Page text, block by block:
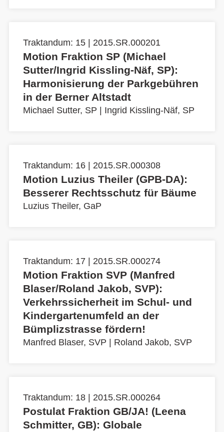
Traktandum: 15 | 2015.SR.000201
Motion Fraktion SP (Michael
Sutter/Ingrid Kissling-Näf, SP):
Harmonisierung der Parkgebühren
in der Berner Altstadt
Michael Sutter, SP Ingrid Kissling-Näf, SP
Traktandum: 16 | 2015.SR.000308
Motion Luzius Theiler (GPB-DA):
Besserer Rechtsschutz für Bäume
Luzius Theiler, GaP
Traktandum: 17 | 2015.SR.000274
Motion Fraktion SVP (Manfred
Blaser/Roland Jakob, SVP):
Verkehrssicherheit im Schul- und
Kindergartenumfeld an der
Bümplizstrasse fördern!
Manfred Blaser, SVP Roland Jakob, SVP
Traktandum: 18 | 2015.SR.000264
Postulat Fraktion GB/JA! (Leena
Schmitter, GB): Globale